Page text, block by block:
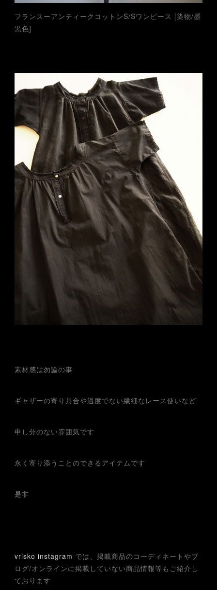
フランスーアンティークコットンS/Sワンピース [染物/墨
黒色]
素材感は勿論の事
ギャザーの寄り具合や過度でない繊細なレース使いなど
申し分のない雰囲気です
永く寄り添うことのできるアイテムです
是非
vrisko instagram では、掲載商品のコーディネートやブ
ログ/オンラインに掲載していない商品情報等もご紹介し
ております